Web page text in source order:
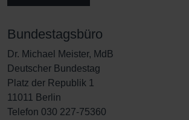
Bundestagsbüro
Dr. Michael Meister, MdB
Deutscher Bundestag
Platz der Republik 1
11011 Berlin
Telefon 030 227-75360